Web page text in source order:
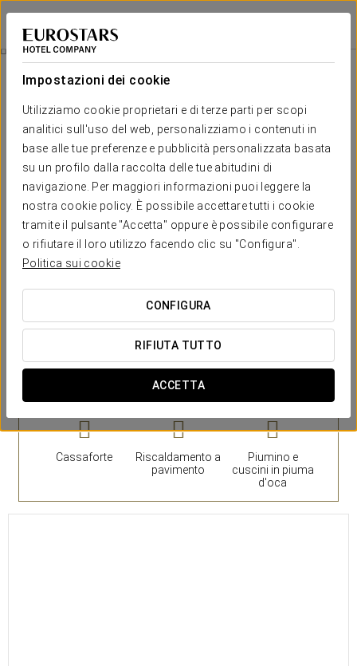
Impostazioni dei cookie
Utilizziamo cookie proprietari e di terze parti per scopi
analitici sull'uso del web, personalizziamo i contenuti in
base alle tue preferenze e pubblicità personalizzata basata
su un profilo dalla raccolta delle tue abitudini di
navigazione. Per maggiori informazioni puoi leggere la
nostra cookie policy. È possibile accettare tutti i cookie
tramite il pulsante "Accetta" oppure è possibile configurare
o rifiutare il loro utilizzo facendo clic su "Configura".
Politica sui cookie
CONFIGURA
RIFIUTA TUTTO
ACCETTA
Eurostars La Pleta
LLEIDA - BAQUEIRA
Camere
Camere
Il comfort e il riposo di cui hai
bisogno
Dormire in una delle 72 camere dell’Eurostars La Pleta a
Baqueira Beret è un’esperienza davvero unica. Ogni spazio
offre lusso a due passi dalle piste, ideale per rilassarsi dopo
una giornata intensa di sci.
Tutte le camere sono dotate dei massimi comfort:
riscaldamento a pavimento, piumoni e cuscini in piuma d’oca e
diventa un vero piacere.
SERVIZI ESCLUSIVI
Camera
Cassaforte
Riscaldamento a
pavimento
Piumino e
cuscini in piuma
d'oca